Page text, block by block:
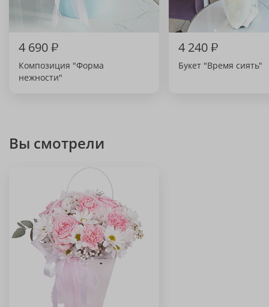
4 690₽
Композиция "Форма
нежности"
4 240₽
Букет "Время сиять"
Вы смотрели